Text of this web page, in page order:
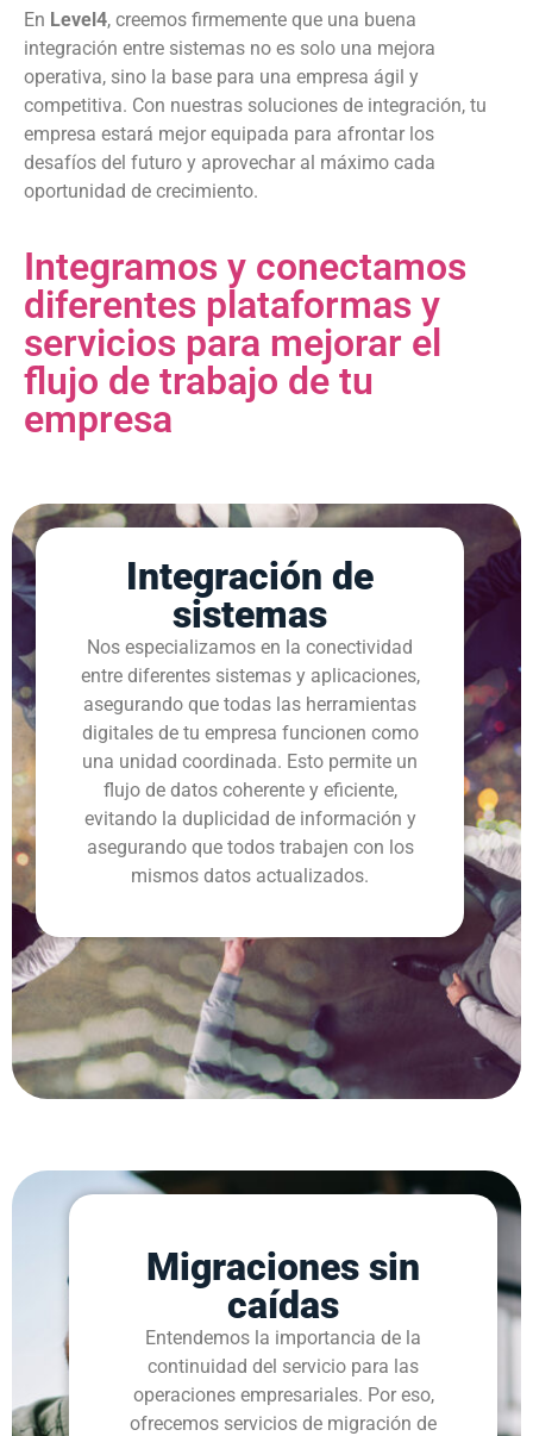
En Level4, creemos firmemente que una buena
integración entre sistemas no es solo una mejora
operativa, sino la base para una empresa ágil y
competitiva. Con nuestras soluciones de integración, tu
empresa estará mejor equipada para afrontar los
desafíos del futuro y aprovechar al máximo cada
oportunidad de crecimiento.
Integramos y conectamos
diferentes plataformas y
servicios para mejorar el
flujo de trabajo de tu
empresa
Integración de
sistemas
Nos especializamos en la conectividad
entre diferentes sistemas y aplicaciones,
asegurando que todas las herramientas
digitales de tu empresa funcionen como
una unidad coordinada. Esto permite un
flujo de datos coherente y eficiente,
evitando la duplicidad de información y
asegurando que todos trabajen con los
mismos datos actualizados.
Migraciones sin
caídas
Entendemos la importancia de la
continuidad del servicio para las
operaciones empresariales. Por eso,
ofrecemos servicios de migración de